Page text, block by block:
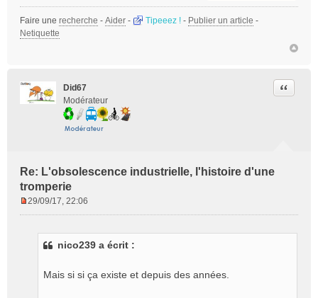
Faire une recherche - Aider - Tipeeez ! - Publier un article -
Netiquette
Did67
Modérateur
Re: L'obsolescence industrielle, l'histoire d'une
tromperie
Citer
29/09/17, 22:06
nico239 a écrit :
Mais si si ça existe et depuis des années.